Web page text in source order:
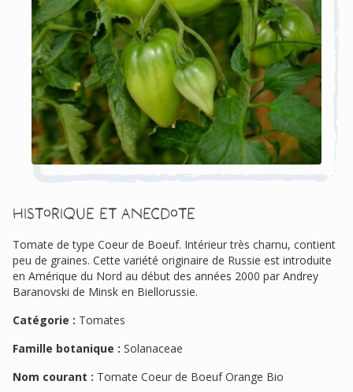
Historique et anecdote
Tomate de type Coeur de Boeuf. Intérieur très charnu, contient
peu de graines. Cette variété originaire de Russie est introduite
en Amérique du Nord au début des années 2000 par Andrey
Baranovski de Minsk en Biellorussie.
Catégorie : Tomates
Famille botanique : Solanaceae
Nom courant : Tomate Coeur de Boeuf Orange Bio